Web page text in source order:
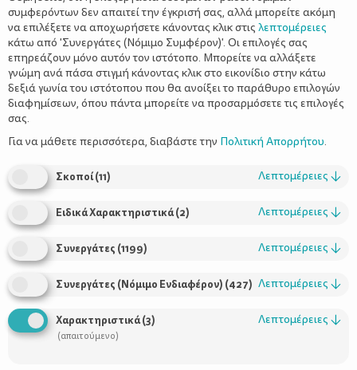
Το σωστό interview για την υποψήφια
νταντά – Τι ερωτήσεις πρέπει να
Χρήσιμοι Σύνδεσμοι
συμφερόντων δεν απαιτεί την έγκρισή σας, αλλά μπορείτε ακόμη
να επιλέξετε να αποχωρήσετε κάνοντας κλικ στις λεπτομέρειες
κάτω από 'Συνεργάτες (Νόμιμο Συμφέρον)'. Οι επιλογές σας
επηρεάζουν μόνο αυτόν τον ιστότοπο. Μπορείτε να αλλάξετε
γνώμη ανά πάσα στιγμή κάνοντας κλικ στο εικονίδιο στην κάτω
δεξιά γωνία του ιστότοπου που θα ανοίξει το παράθυρο επιλογών
διαφημίσεων, όπου πάντα μπορείτε να προσαρμόσετε τις επιλογές
σας.
Για να μάθετε περισσότερα, διαβάστε την Πολιτική Απορρήτου.
Σκοποί(11) Λεπτομέρειες ↓
Ειδικά Χαρακτηριστικά(2) Λεπτομέρειες ↓
Συνεργάτες (1199) Λεπτομέρειες ↓
Συνεργάτες (Νόμιμο Ενδιαφέρον) (427) Λεπτομέρειες ↓
Χαρακτηριστικά(3)
(απαιτούμενο)
Λεπτομέρειες ↓